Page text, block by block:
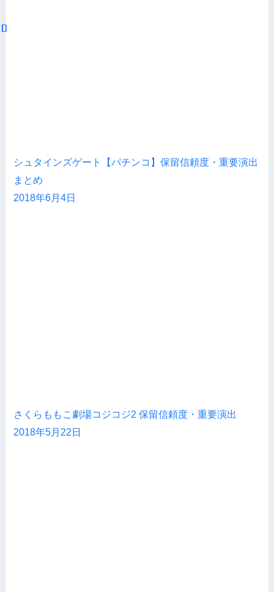
シュタインズゲート【パチンコ】保留信頼度・重要演出
まとめ
2018年6月4日
さくらももこ劇場コジコジ2 保留信頼度・重要演出
2018年5月22日